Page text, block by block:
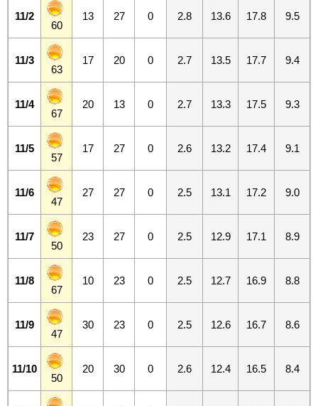
11/2
60
13 27 0 2.8 13.6 17.8 9.5
11/3
63
17 20 0 2.7 13.5 17.7 9.4
11/4
67
20 13 0 2.7 13.3 17.5 9.3
11/5
57
17 27 0 2.6 13.2 17.4 9.1
11/6
47
27 27 0 2.5 13.1 17.2 9.0
11/7
50
23 27 0 2.5 12.9 17.1 8.9
11/8
67
10 23 0 2.5 12.7 16.9 8.8
11/9
47
30 23 0 2.5 12.6 16.7 8.6
11/10
50
20 30 0 2.6 12.4 16.5 8.4